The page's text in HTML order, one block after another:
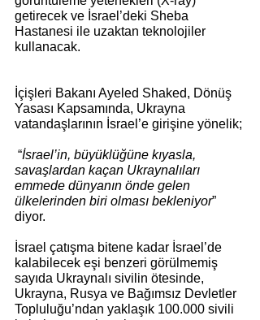
getirecek ve İsrael’deki Sheba
Hastanesi ile uzaktan teknolojiler
kullanacak.
İçişleri Bakanı Ayeled Shaked, Dönüş
Yasası Kapsamında, Ukrayna
vatandaşlarının İsrael’e girişine yönelik;
“İsrael’in, büyüklüğüne kıyasla,
savaşlardan kaçan Ukraynalıları
emmede dünyanın önde gelen
ülkelerinden biri olması bekleniyor”
diyor.
İsrael çatışma bitene kadar İsrael’de
kalabilecek eşi benzeri görülmemiş
sayıda Ukraynalı sivilin ötesinde,
Ukrayna, Rusya ve Bağımsız Devletler
Topluluğu’ndan yaklaşık 100.000 sivili